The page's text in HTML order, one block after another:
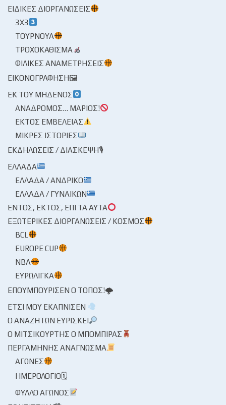
ΕΙΔΙΚΈΣ ΔΙΟΡΓΑΝΏΣΕΙΣ
3X3
ΤΟΥΡΝΟΥΆ
ΤΡΟΧΟΚΆΘΙΣΜΑ
ΦΙΛΙΚΈΣ ΑΝΑΜΕΤΡΉΣΕΙΣ
ΕΙΚΟΝΟΓΡΆΦΗΣΗ🖼
ΕΚ ΤΟΥ ΜΗΔΕΝΌΣ
ΑΝΆΔΡΟΜΟΣ… ΜΆΡΙΟΣ!
ΕΚΤΌΣ ΕΜΒΈΛΕΙΑΣ
ΜΙΚΡΈΣ ΙΣΤΟΡΊΕΣ
ΕΚΔΗΛΏΣΕΙΣ / ΔΙΆΣΚΕΨΗ🎙
ΕΛΛΆΔΑ
ΕΛΛΆΔΑ / ΑΝΔΡΙΚΌ
ΕΛΛΆΔΑ / ΓΥΝΑΙΚΏΝ
ΕΝΤΌΣ, ΕΚΤΌΣ, ΕΠΊ ΤΑ ΑΥΤΆ
ΕΞΩΤΕΡΙΚΈΣ ΔΙΟΡΓΑΝΏΣΕΙΣ / ΚΌΣΜΟΣ
BCL
EUROPE CUP
NBA
ΕΥΡΩΛΊΓΚΑ
ΕΠΟΥΜΠΟΎΡΙΣΕΝ Ο ΤΌΠΟΣ!🌩
ΈΤΣΙ ΜΟΥ ΕΚΆΠΝΙΣΕΝ
Ο ΑΝΑΖΗΤΏΝ ΕΥΡΊΣΚΕΙ
Ο ΜΙΤΣΙΚΟΥΡΤΉΣ Ο ΜΠΌΜΠΙΡΑΣ
ΠΕΡΓΑΜΗΝΉΣ ΑΝΆΓΝΩΣΜΑ
ΑΓΏΝΕΣ
ΗΜΕΡΟΛΌΓΙΟ🗓
ΦΎΛΛΟ ΑΓΏΝΟΣ